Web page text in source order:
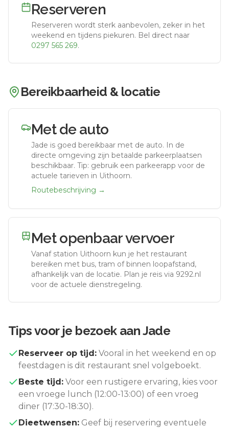
Reserveren
Reserveren wordt sterk aanbevolen, zeker in het
weekend en tijdens piekuren. Bel direct naar
0297 565 269.
Bereikbaarheid & locatie
Met de auto
Jade is goed bereikbaar met de auto. In de
directe omgeving zijn betaalde parkeerplaatsen
beschikbaar. Tip: gebruik een parkeerapp voor de
actuele tarieven in Uithoorn.
Routebeschrijving →
Met openbaar vervoer
Vanaf station Uithoorn kun je het restaurant
bereiken met bus, tram of binnen loopafstand,
afhankelijk van de locatie. Plan je reis via 9292.nl
voor de actuele dienstregeling.
Tips voor je bezoek aanJade
Reserveer op tijd: Vooral in het weekend en op
feestdagen is dit restaurant snel volgeboekt.
Beste tijd: Voor een rustigere ervaring, kies voor
een vroege lunch (12:00-13:00) of een vroeg
diner (17:30-18:30).
Dieetwensen: Geef bij reservering eventuele